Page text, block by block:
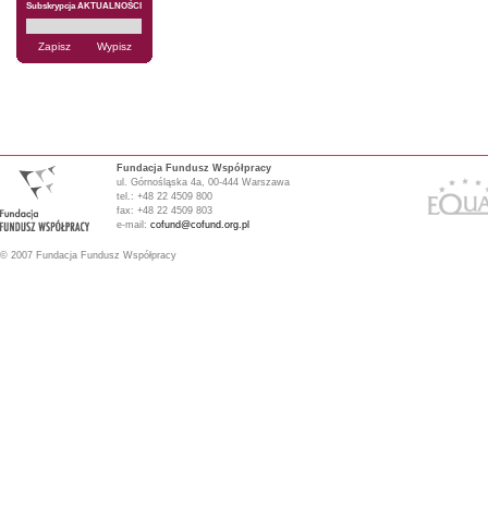
Subskrypcja AKTUALNOŚCI
Fundacja Fundusz Współpracy
ul. Górnośląska 4a, 00-444 Warszawa
tel.: +48 22 4509 800
fax: +48 22 4509 803
e-mail: cofund@cofund.org.pl
© 2007 Fundacja Fundusz Współpracy